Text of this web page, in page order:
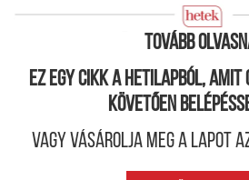
szólásszabadság védelme mellett.”
Tovább
Ez egy cikk a hetilapból,
követően
Vagy vásárolja meg a lapot